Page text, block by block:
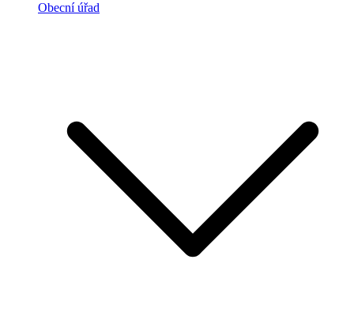
Obecní úřad